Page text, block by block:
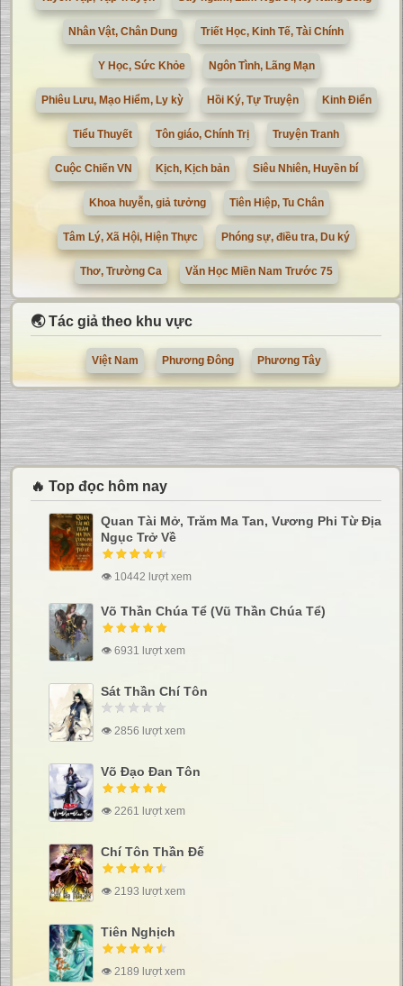
Nhân Vật, Chân Dung Triết Học, Kinh Tế, Tài Chính
Y Học, Sức Khỏe Ngôn Tình, Lãng Mạn
Phiêu Lưu, Mạo Hiểm, Ly kỳ Hồi Ký, Tự Truyện Kinh Điển
Tiểu Thuyết Tôn giáo, Chính Trị Truyện Tranh
Cuộc Chiến VN Kịch, Kịch bản Siêu Nhiên, Huyền bí
Khoa huyễn, giả tưởng Tiên Hiệp, Tu Chân
Tâm Lý, Xã Hội, Hiện Thực Phóng sự, điều tra, Du ký
Thơ, Trường Ca Văn Học Miền Nam Trước 75
🌏 Tác giả theo khu vực
Việt Nam Phương Đông Phương Tây
🔥 Top đọc hôm nay
Quan Tài Mở, Trăm Ma Tan, Vương Phi Từ Địa
Ngục Trở Về
👁 10442 lượt xem
Võ Thần Chúa Tể (Vũ Thần Chúa Tể)
👁 6931 lượt xem
Sát Thần Chí Tôn
👁 2856 lượt xem
Võ Đạo Đan Tôn
👁 2261 lượt xem
Chí Tôn Thần Đế
👁 2193 lượt xem
Tiên Nghịch
👁 2189 lượt xem